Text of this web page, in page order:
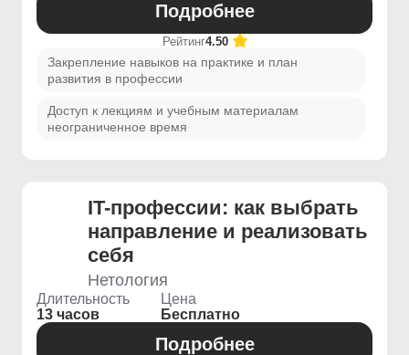
Подробнее
Рейтинг4.50
Закрепление навыков на практике и план
развития в профессии
Доступ к лекциям и учебным материалам
неограниченное время
IT-профессии: как выбрать
направление и реализовать
себя
Нетология
Длительность
13 часов
Цена
Бесплатно
Подробнее